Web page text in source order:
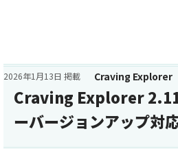
Craving Explorer
2026年1月13日 掲載
Craving Explorer
ーバージョンアップ対